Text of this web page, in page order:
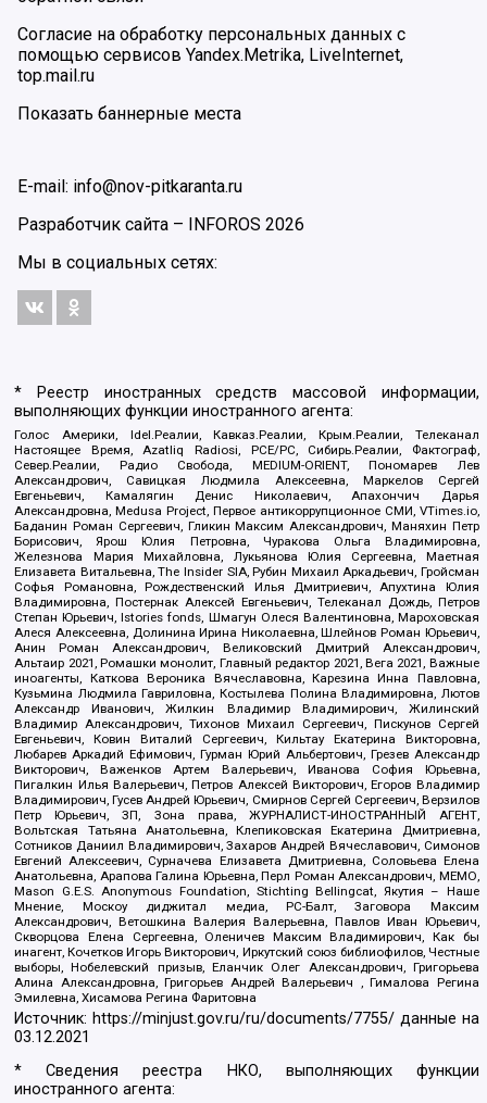
Согласие на обработку персональных данных с
помощью сервисов Yandex.Metrika, LiveInternet,
top.mail.ru
Показать баннерные места
E-mail: info@nov-pitkaranta.ru
Разработчик сайта –
INFOROS 2026
Мы в социальных сетях:
* Реестр иностранных средств массовой информации,
выполняющих функции иностранного агента:
Голос Америки, Idel.Реалии, Кавказ.Реалии, Крым.Реалии, Телеканал
Настоящее Время, Azatliq Radiosi, PCE/PC, Сибирь.Реалии, Фактограф,
Север.Реалии, Радио Свобода, MEDIUM-ORIENT, Пономарев Лев
Александрович, Савицкая Людмила Алексеевна, Маркелов Сергей
Евгеньевич, Камалягин Денис Николаевич, Апахончич Дарья
Александровна, Medusa Project, Первое антикоррупционное СМИ, VTimes.io,
Баданин Роман Сергеевич, Гликин Максим Александрович, Маняхин Петр
Борисович, Ярош Юлия Петровна, Чуракова Ольга Владимировна,
Железнова Мария Михайловна, Лукьянова Юлия Сергеевна, Маетная
Елизавета Витальевна, The Insider SIA, Рубин Михаил Аркадьевич, Гройсман
Софья Романовна, Рождественский Илья Дмитриевич, Апухтина Юлия
Владимировна, Постернак Алексей Евгеньевич, Телеканал Дождь, Петров
Степан Юрьевич, Istories fonds, Шмагун Олеся Валентиновна, Мароховская
Алеся Алексеевна, Долинина Ирина Николаевна, Шлейнов Роман Юрьевич,
Анин Роман Александрович, Великовский Дмитрий Александрович,
Альтаир 2021, Ромашки монолит, Главный редактор 2021, Вега 2021, Важные
иноагенты, Каткова Вероника Вячеславовна, Карезина Инна Павловна,
Кузьмина Людмила Гавриловна, Костылева Полина Владимировна, Лютов
Александр Иванович, Жилкин Владимир Владимирович, Жилинский
Владимир Александрович, Тихонов Михаил Сергеевич, Пискунов Сергей
Евгеньевич, Ковин Виталий Сергеевич, Кильтау Екатерина Викторовна,
Любарев Аркадий Ефимович, Гурман Юрий Альбертович, Грезев Александр
Викторович, Важенков Артем Валерьевич, Иванова София Юрьевна,
Пигалкин Илья Валерьевич, Петров Алексей Викторович, Егоров Владимир
Владимирович, Гусев Андрей Юрьевич, Смирнов Сергей Сергеевич, Верзилов
Петр Юрьевич, ЗП, Зона права, ЖУРНАЛИСТ-ИНОСТРАННЫЙ АГЕНТ,
Вольтская Татьяна Анатольевна, Клепиковская Екатерина Дмитриевна,
Сотников Даниил Владимирович, Захаров Андрей Вячеславович, Симонов
Евгений Алексеевич, Сурначева Елизавета Дмитриевна, Соловьева Елена
Анатольевна, Арапова Галина Юрьевна, Перл Роман Александрович, МЕМО,
Mason G.E.S. Anonymous Foundation, Stichting Bellingcat, Якутия – Наше
Мнение, Москоу диджитал медиа, РС-Балт, Заговора Максим
Александрович, Ветошкина Валерия Валерьевна, Павлов Иван Юрьевич,
Скворцова Елена Сергеевна, Оленичев Максим Владимирович, Как бы
инагент, Кочетков Игорь Викторович, Иркутский союз библиофилов, Честные
выборы, Нобелевский призыв, Еланчик Олег Александрович, Григорьева
Алина Александровна, Григорьев Андрей Валерьевич , Гималова Регина
Эмилевна, Хисамова Регина Фаритовна
Источник: https://minjust.gov.ru/ru/documents/7755/ данные на
03.12.2021
* Сведения реестра НКО, выполняющих функции
иностранного агента: